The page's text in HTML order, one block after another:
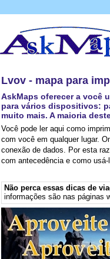
Lvov - mapa para
AskMaps oferecer a você
para vários dispositivos:
muito mais. A maioria
Você pode ler aqui como
com você em qualquer lugar.
conexão de dados. Por esta
com antecedência e como
Não perca essas dicas de
informações são nas páginas